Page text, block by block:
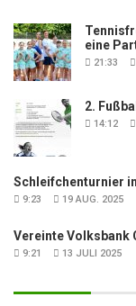
eine
21:33
2.
14:12
Schleifchenturnier
9:23 19 AUG. 2025
Vereinte Volksbank
9:21 13 JULI 2025